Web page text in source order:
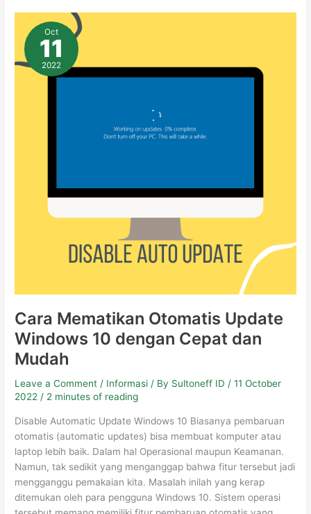
Oct
11
2022
Cara Mematikan Otomatis Update
Windows 10 dengan Cepat dan
Mudah
Leave a Comment / Informasi / By Sultoneff ID /11 October
2022 / 2 minutes of reading
Disable Automatic Update Windows 10 Biasanya pembaruan
otomatis (automatic updates) bisa membuat komputer atau
laptop lebih baik. Dalam hal Operasional maupun Keamanan.
Namun, tak sedikit yang menganggap bahwa fitur tersebut jadi
mengganggu pemakaian kita. Masalah inilah yang kerap
ditemukan oleh para pengguna Windows 10. Sistem operasi
Cara
Mematikan
Otomatis
Update
dengan
Cepat